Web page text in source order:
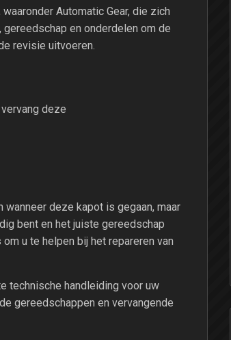
Automatic Gear, die zich
en onderdelen om de
revisie uitvoeren.
deze
deze kapot is gegaan, maar
bent en het juiste gereedschap
u te helpen bij het repareren van
technische handleiding voor uw
gereedschappen en vervangende